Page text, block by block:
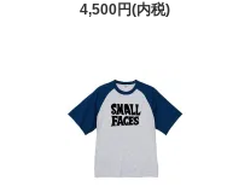
4,500円(内税)